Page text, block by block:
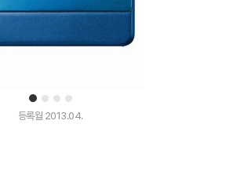
1 2 3 4
등록월 2013.04.